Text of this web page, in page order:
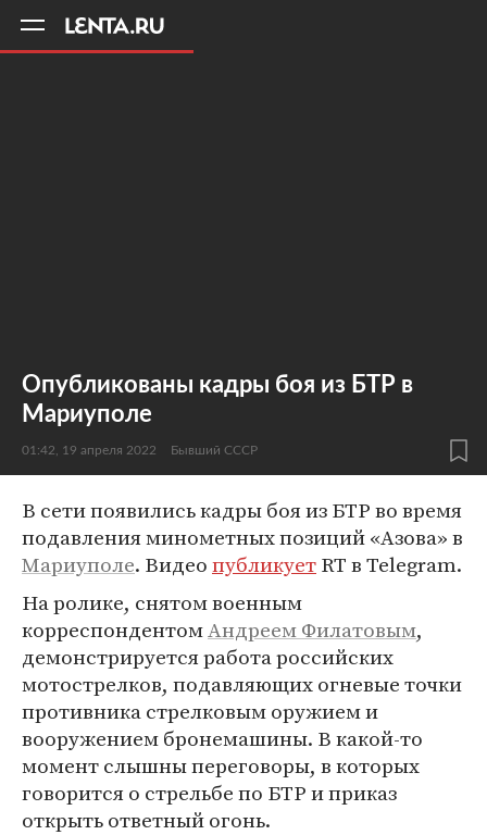
Опубликованы кадры боя из БТР в
Мариуполе
01:42, 19 апреля 2022 Бывший СССР
В сети появились кадры боя из БТР во время
подавления минометных позиций «Азова» в
Мариуполе. ВидеопубликуетRT в Telegram.
На ролике, снятом военным
корреспондентомАндреем Филатовым,
демонстрируется работа российских
мотострелков, подавляющих огневые точки
противника стрелковым оружием и
вооружением бронемашины. В какой-то
момент слышны переговоры, в которых
говорится о стрельбе по БТР и приказ
открыть ответный огонь.